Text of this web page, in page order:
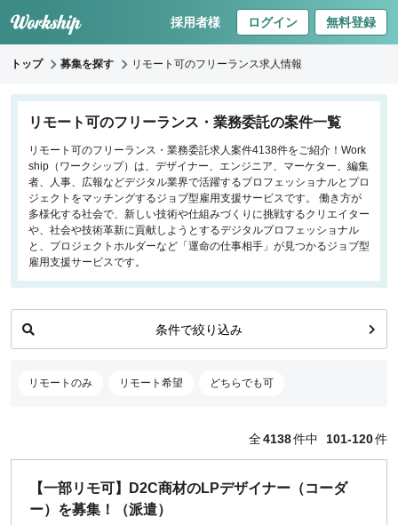
採用者様 ログイン 無料登録
トップ 募集を探す リモート可のフリーランス求人情報
リモート可のフリーランス・業務委託の案件一覧
リモート可のフリーランス・業務委託求人案件4138件をご紹介！Work
ship（ワークシップ）は、デザイナー、エンジニア、マーケター、編集
者、人事、広報などデジタル業界で活躍するプロフェッショナルとプロ
ジェクトをマッチングするジョブ型雇用支援サービスです。 働き方が
多様化する社会で、新しい技術や仕組みづくりに挑戦するクリエイター
や、社会や技術革新に貢献しようとするデジタルプロフェッショナル
と、プロジェクトホルダーなど「運命の仕事相手」が見つかるジョブ型
雇用支援サービスです。
条件で絞り込み
リモートのみ リモート希望 どちらでも可
キーワードで探す
職種
フロントエンドエンジニア
バックエンドエンジニア
インフラエンジニア
iOS/Androidアプリエンジニア
データサイエンティスト
出社のみ
特徴
全4138件中 101-120件
【一部リモ可】D2C商材のLPデザイナー（コーダ
ー）を募集！（派遣）